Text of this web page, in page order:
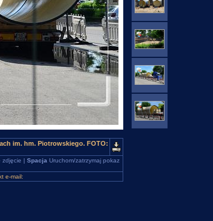
im. hm. Piotrowskiego. FOTO:
| Spacja Uruchom/zatrzymaj pokaz
e-mail: